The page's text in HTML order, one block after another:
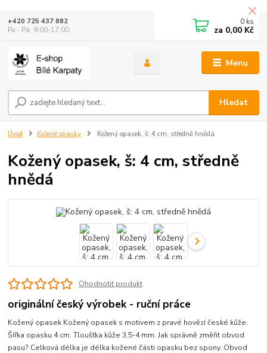
Menu
Hledat
+420 725 437 882
Po - Pá: 9:00-17:00
0 ks
za 0,00 Kč
Úvod Kožené opasky Kožený opasek, š: 4 cm, středně hnědá
Kožený opasek, š: 4 cm, středně
hnědá
Ohodnotit produkt
originální český výrobek - ruční práce
Kožený opasek Kožený opasek s motivem z pravé hovězí české kůže.
Šířka opasku 4 cm. Tloušťka kůže 3,5-4 mm. Jak správně změřit obvod
pasu? Celková délka je délka kožené části opasku bez spony. Obvod